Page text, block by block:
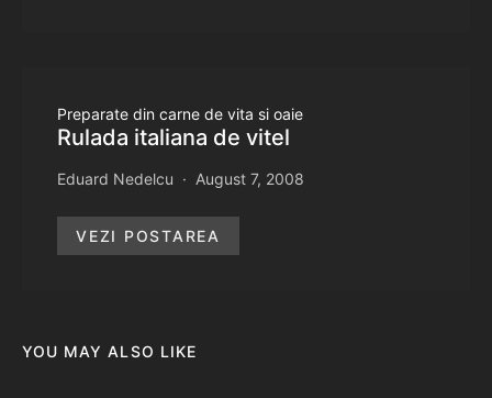
Preparate din carne de vita si oaie
Rulada italiana de vitel
Eduard Nedelcu August 7, 2008
VEZI POSTAREA
YOU MAY ALSO LIKE